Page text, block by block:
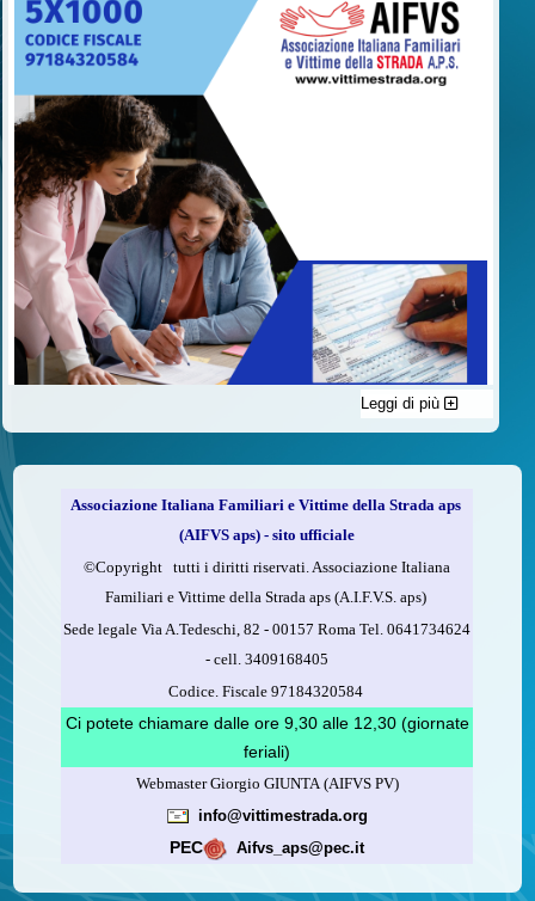
C'è un modo di contribuire alle attività dell’A.I.F.V.S. a favore
delle vittime della strada e per dare giustizia ai superstiti ed ai
loro familiari che non costa nulla: devolvere il 5 per mille della
Compila la scheda CUD o del modello 730.
Firma nel riquadro indicato come “Sostegno delle
organizzazioni non lucrative di utilità sociale, delle associazioni
Indica nel riquadro il codice fiscale dell’A.I.F.V.S.:
97184320584
Leggi come fare
(versione stampabile)
Leggi di più
Associazione Italiana Familiari e Vittime della Strada aps
(AIFVS aps) - sito ufficiale
©​Copyright tutti i diritti riservati. Associazione Italiana
Familiari e Vittime della Strada aps (A.I.F.V.S. aps)
Sede legale Via A.Tedeschi, 82 - 00157 Roma Tel. 0641734624
-cell.3409168405
Codice. Fiscale 97184320584
Ci potete chiamare dalle ore 9,30 alle 12,30 (giornate
feriali)
Webmaster Giorgio GIUNTA (AIFVS PV)
info@vittimestrada.org
PEC Aifvs_aps@pec.it